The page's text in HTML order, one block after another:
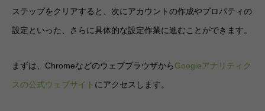
ステップをクリアすると、次にアカウントの作成やプロパティの
設定といった、さらに具体的な設定作業に進むことができます。
まずは、ChromeなどのウェブブラウザからGoogleアナリティク
スの公式ウェブサイト にアクセスします。